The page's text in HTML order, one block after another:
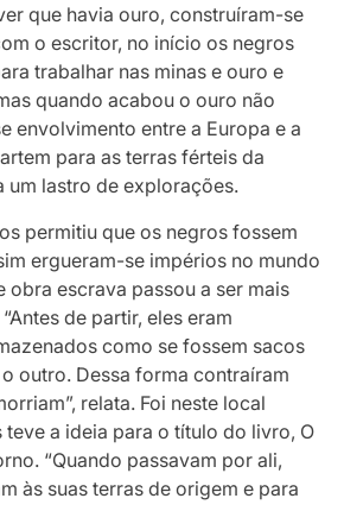
que havia ouro, construíram-se
o escritor, no início os negros
trabalhar nas minas e ouro e
quando acabou o ouro não
envolvimento entre a Europa e a
para as terras férteis da
um lastro de explorações.
permitiu que os negros fossem
ergueram-se impérios no mundo
obra escrava passou a ser mais
de partir, eles eram
como se fossem sacos
outro. Dessa forma contraíram
relata. Foi neste local
a ideia para o título do livro, O
“Quando passavam por ali,
às suas terras de origem e para